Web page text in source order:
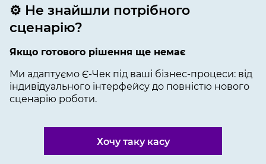
⚙️ Не знайшли потрібного
сценарію?
Якщо готового рішення ще немає
Ми адаптуємо Є-Чек під ваші бізнес-процеси: від
індивідуального інтерфейсу до повністю нового
сценарію роботи.
Хочу таку касу